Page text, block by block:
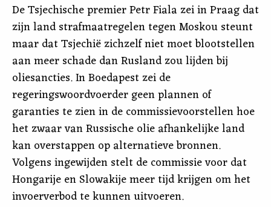
De Tsjechische premier Petr Fiala zei in Praag dat
zijn land strafmaatregelen tegen Moskou steunt
maar dat Tsjechië zichzelf niet moet blootstellen
aan meer schade dan Rusland zou lijden bij
oliesancties. In Boedapest zei de
regeringswoordvoerder geen plannen of
garanties te zien in de commissievoorstellen hoe
het zwaar van Russische olie afhankelijke land
kan overstappen op alternatieve bronnen.
Volgens ingewijden stelt de commissie voor dat
Hongarije en Slowakije meer tijd krijgen om het
invoerverbod te kunnen uitvoeren.